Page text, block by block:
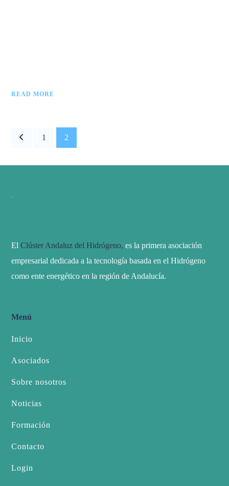
READ MORE
1 2
El Clúster Andaluz del Hidrógeno, es la primera asociación
empresarial dedicada a la tecnología basada en el Hidrógeno
como ente energético en la región de Andalucía.
Menú
Inicio
Asociados
Sobre nosotros
Noticias
Formación
Contacto
Login